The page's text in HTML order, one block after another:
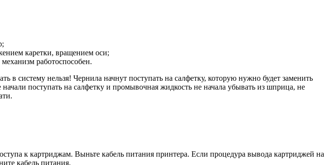
каретки, вращением оси;
работоспособен.
систему нельзя! Чернила начнут поступать на салфетку, которую нужно будет заменить
поступать на салфетку и промывочная жидкость не начала убывать из шприца, не
к картриджам. Выньте кабель питания принтера. Если процедура вывода картриджей на
кабель питания.